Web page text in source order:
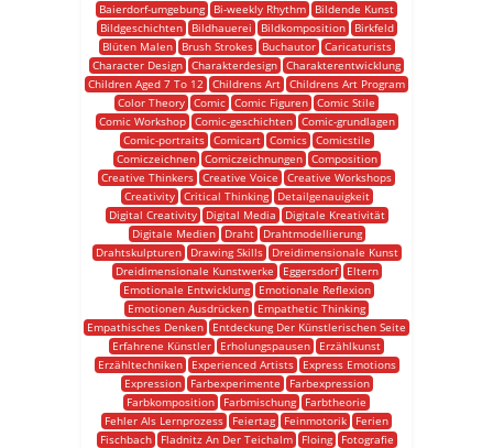
Baierdorf-umgebung
Bi-weekly Rhythm
Bildende Kunst
Bildgeschichten
Bildhauerei Bildkomposition
Birkfeld
Blüten Malen
Brush Strokes Buchautor
Caricaturists
Character Design Charakterdesign Charakterentwicklung
Children Aged 7 To 12 Childrens Art Childrens Art Program
Color Theory Comic Comic Figuren Comic Stile
Comic Workshop
Comic-geschichten
Comic-grundlagen
Comic-portraits
Comicart Comics
Comicstile
Comiczeichnen
Comiczeichnungen
Composition
Creative Thinkers Creative Voice
Creative Workshops
Creativity
Critical Thinking
Detailgenauigkeit
Digital Creativity
Digital Media
Digitale Kreativität
Digitale Medien
Draht
Drahtmodellierung
Drahtskulpturen
Drawing Skills
Dreidimensionale Kunst
Dreidimensionale Kunstwerke
Eggersdorf
Eltern
Emotionale Entwicklung
Emotionale Reflexion
Emotionen Ausdrücken
Empathetic Thinking
Empathisches Denken
Entdeckung Der Künstlerischen Seite
Erfahrene Künstler
Erholungspausen
Erzählkunst
Erzähltechniken
Experienced Artists
Express Emotions
Expression
Farbexperimente
Farbexpression
Farbkomposition
Farbmischung
Farbtheorie
Fehler Als Lernprozess
Feiertag Feinmotorik
Ferien
Fischbach
Fladnitz An Der Teichalm Floing
Fotografie